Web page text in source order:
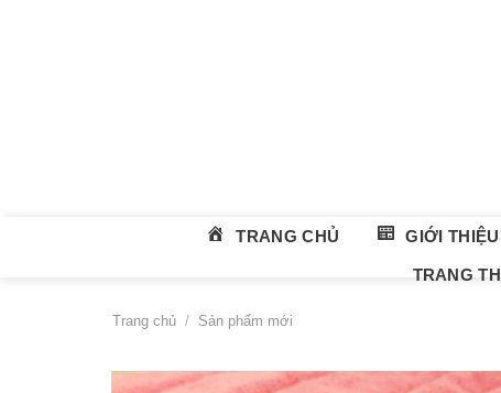
TRANG CHỦ GIỚI THIỆU
TRANG
Trang chủ / Sản phẩm mới